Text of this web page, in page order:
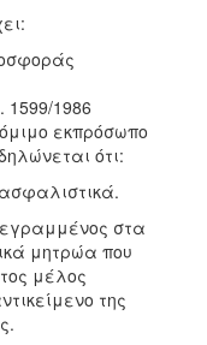
1986
εκπρόσωπο
ότι:
στα
μητρώα που
μέλος
της